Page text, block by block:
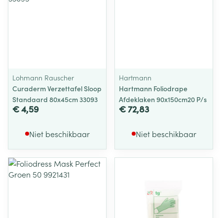
Lohmann Rauscher
Curaderm Verzettafel Sloop
Standaard 80x45cm 33093
€ 4,59
Niet beschikbaar
Hartmann
Hartmann Foliodrape
Afdeklaken 90x150cm20 P/s
€ 72,83
Niet beschikbaar